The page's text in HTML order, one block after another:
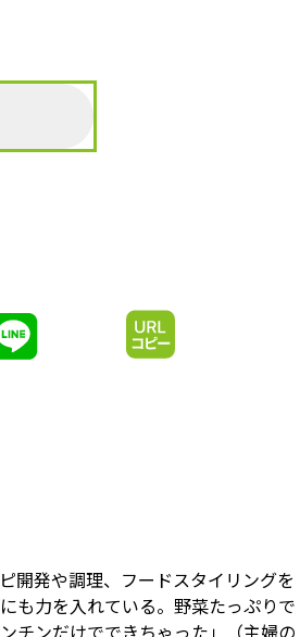
開発や調理、フードスタイリングを
も力を入れている。野菜たっぷりで
チンだけでできちゃった」（主婦の